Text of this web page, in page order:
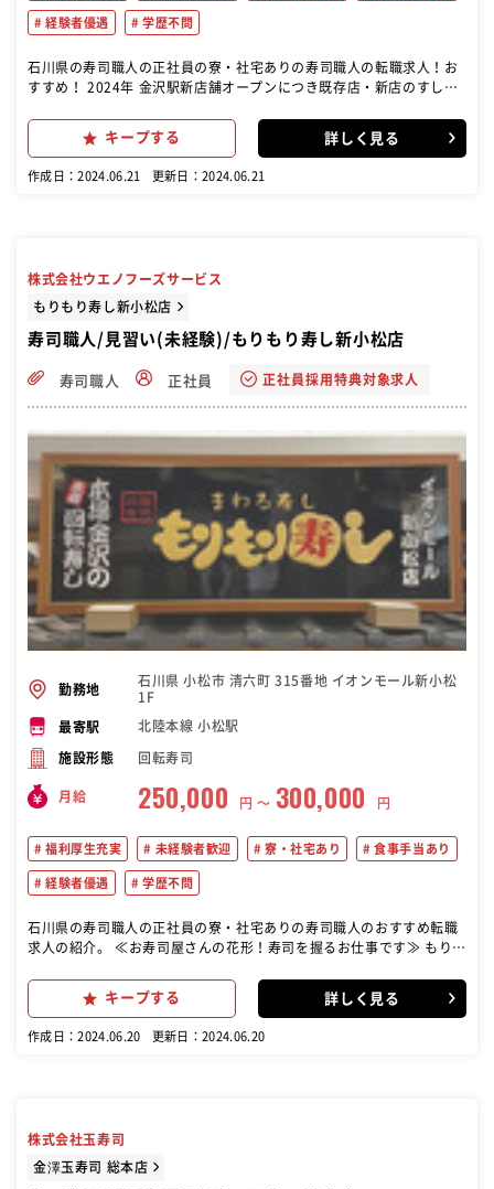
経験者優遇 学歴不問
石川県の寿司職人の正社員の寮・社宅ありの寿司職人の転職求人！お
すすめ！ 2024年 金沢駅新店舗オープンにつき既存店・新店のすし職
社規定あり） 新店舗オープンまでは、既存店にて研修もできます。 ＜
お仕事について＞ 回転寿司店で寿司の調理､接客をお任せします｡ 3ヶ
ます｡ 研修中でも給与は全額支給
キープする 詳しく見る
作成日：2024.06.21 更新日：2024.06.21
株式会社ウエノフーズサービス
もりもり寿し新小松店
寿司職人/見習い(未経験)/もりもり寿し新小松店
寿司職人 正社員 正社員採用特典対象求人
勤務地
石川県 小松市 清六町 315番地 イオンモール新小松
1F
最寄駅 北陸本線 小松駅
施設形態 回転寿司
月給 250,000 円 〜 300,000 円
福利厚生充実 未経験者歓迎 寮・社宅あり 食事手当あり
経験者優遇 学歴不問
石川県の寿司職人の正社員の寮・社宅ありの寿司職人のおすすめ転職
求人の紹介。 ≪お寿司屋さんの花形！寿司を握るお仕事です≫ もりも
お仕事を主にお任せします！入社から1年後には一人前の寿司職人を
目指せます！ 【具体的には…】 ・寿司を握る ・調理（魚をさばく）
後の研修内容】 （最初の1～2か月） 最初は全体の流れをつかんでも
からお任せしていきます。 軍艦や巻物の調理、ネタ、薬味の盛付けな
どをご指導します。 （半年～） 実際に回転レーンの中に入って、お客
キープする 詳しく見る
作成日：2024.06.20 更新日：2024.06.20
株式会社玉寿司
金澤玉寿司 総本店